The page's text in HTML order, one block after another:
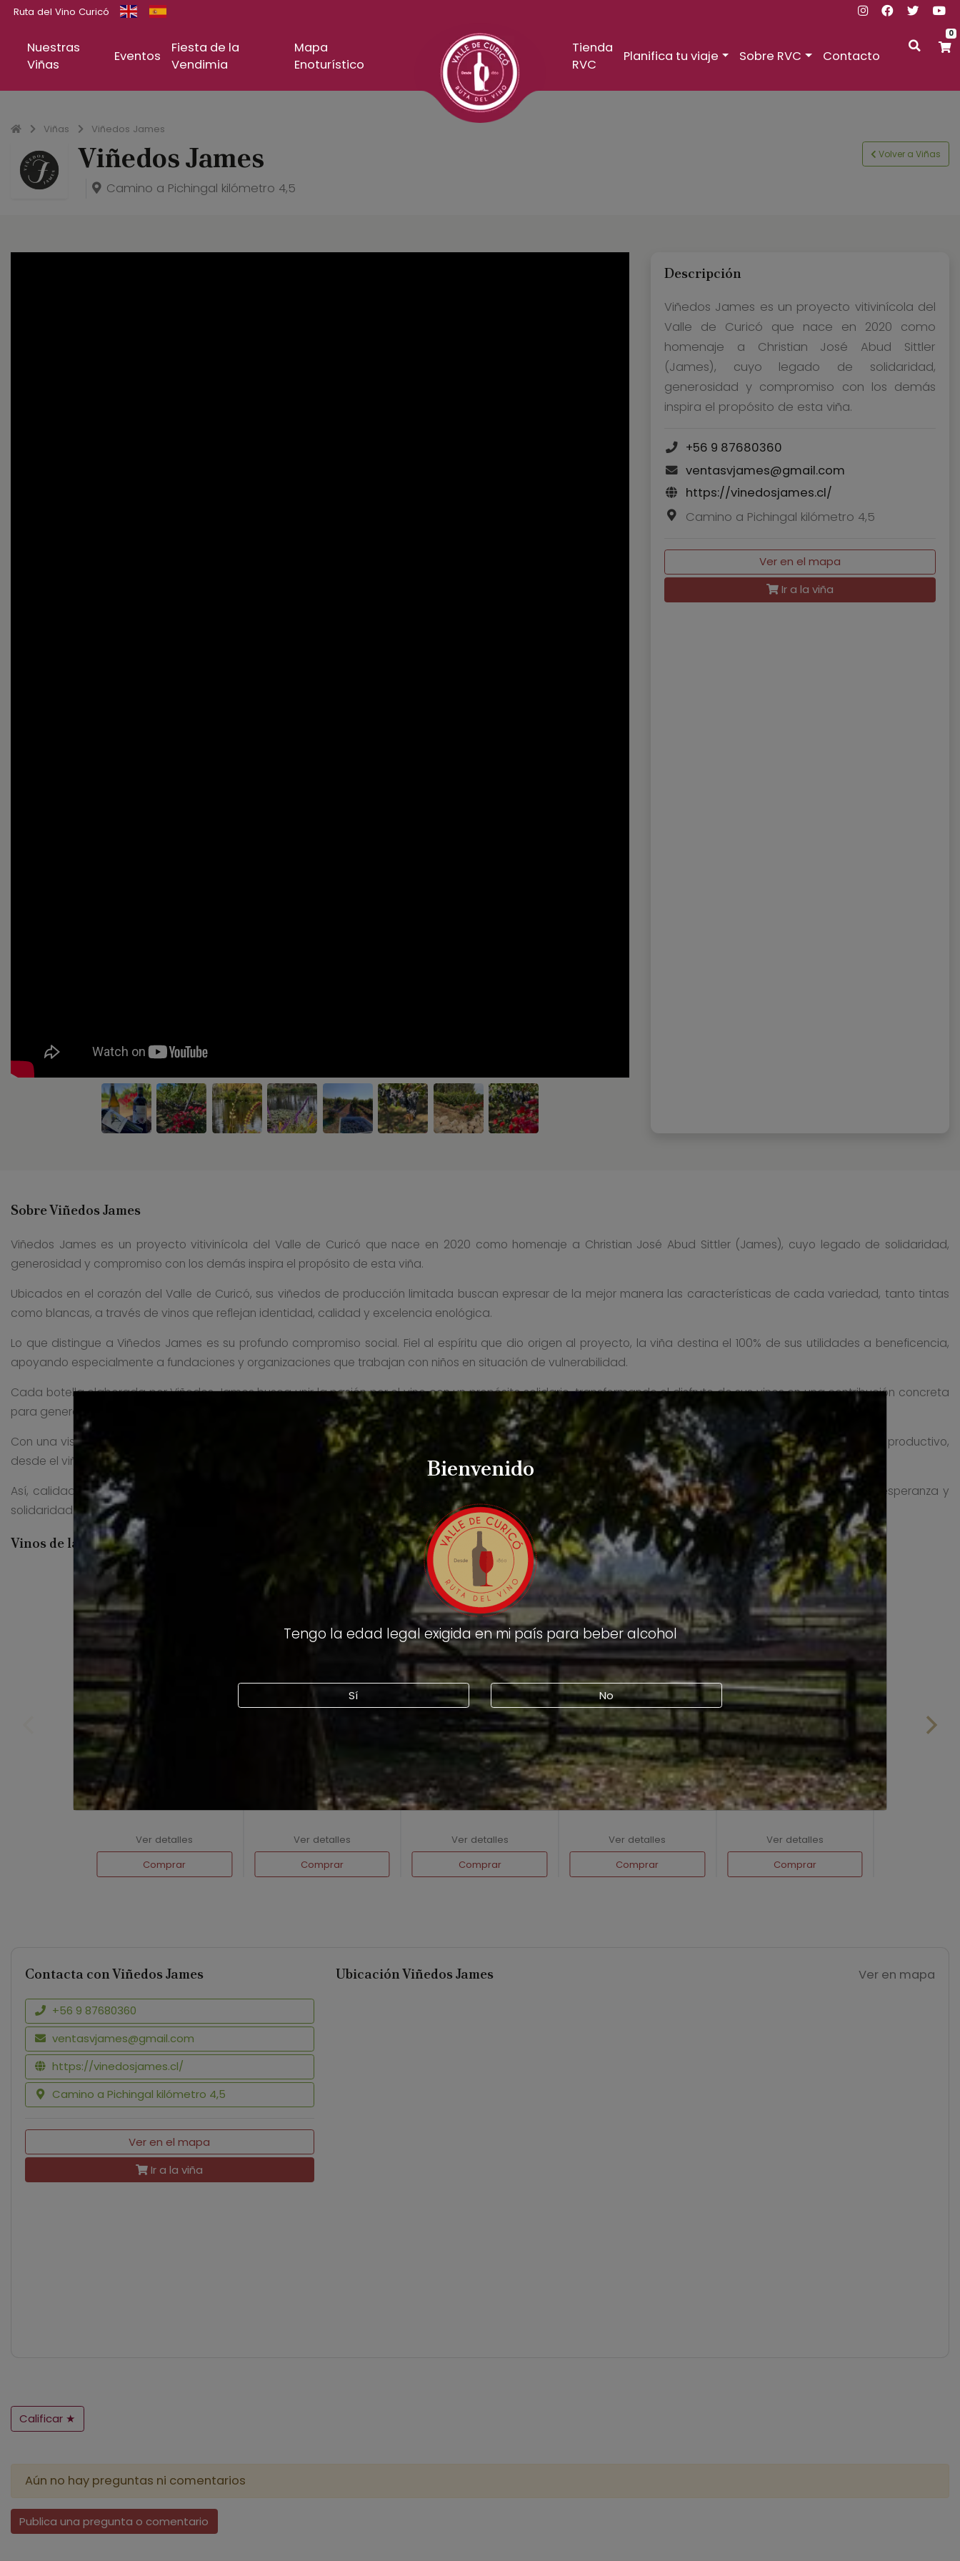
Bienvenido
Tengo la edad legal exigida en mi país para beber alcohol
Sí No
Ruta del Vino Curicó
Nuestras
Viñas
Eventos
Fiesta de la
Vendimia
Mapa
Enoturístico
Tienda
RVC
Planifica tu viaje Sobre RVC Contacto
0
InicioViñas Viñedos James
Viñedos James
Camino a Pichingal kilómetro 4,5
Volver a Viñas
Descripción
Viñedos James es un proyecto vitivinícola del
Valle de Curicó que nace en 2020 como
homenaje a Christian José Abud Sittler
(James), cuyo legado de solidaridad,
generosidad y compromiso con los demás
inspira el propósito de esta viña.
+56 9 87680360
ventasvjames@gmail.com
https://vinedosjames.cl/
Camino a Pichingal kilómetro 4,5
Ver en el mapa
Ir a la viña
Sobre Viñedos James
Viñedos James es un proyecto vitivinícola del Valle de Curicó que nace en 2020 como homenaje a Christian José Abud Sittler (James), cuyo legado de solidaridad,
generosidad y compromiso con los demás inspira el propósito de esta viña.
Ubicados en el corazón del Valle de Curicó, sus viñedos de producción limitada buscan expresar de la mejor manera las características de cada variedad, tanto tintas
como blancas, a través de vinos que reflejan identidad, calidad y excelencia enológica.
Lo que distingue a Viñedos James es su profundo compromiso social. Fiel al espíritu que dio origen al proyecto, la viña destina el 100% de sus utilidades a beneficencia,
apoyando especialmente a fundaciones y organizaciones que trabajan con niños en situación de vulnerabilidad.
Cada botella elaborada por Viñedos James busca unir la pasión por el vino con un propósito solidario, transformando el disfrute de sus vinos en una contribución concreta
para generar nuevas oportunidades y apoyar causas de impacto social.
Con una visión que combina excelencia enológica, sostenibilidad y responsabilidad social, Viñedos James trabaja cuidadosamente cada etapa del proceso productivo,
desde el viñedo hasta la botella, promoviendo prácticas conscientes y un profundo respeto por las personas, la tierra y su entorno.
Así, calidad, identidad y compromiso se unen para dar vida a un proyecto único dentro del Valle de Curicó, donde cada vino honra un legado de amor, esperanza y
solidaridad.
Vinos de la Viñedos James
Beneficus Blend
Ver detalles
Comprar
Paradisus Tempranillo
Ver detalles
Comprar
Paradisus Chardonnay
Ver detalles
Comprar
Paradisus Touriga
Ver detalles
Comprar
Paradisus Espumante Brut
Ver detalles
Comprar
Contacta con Viñedos James
+56 9 87680360
ventasvjames@gmail.com
https://vinedosjames.cl/
Camino a Pichingal kilómetro 4,5
Ver en el mapa
Ir a la viña
Ubicación Viñedos James Ver en mapa
Calificar ★
Aún no hay preguntas ni comentarios
Publica una pregunta o comentario